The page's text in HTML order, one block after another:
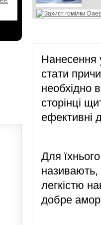
Нанесення
стати
необхідно
сторінці
ефективні
Для
називають,
легкістю
добре